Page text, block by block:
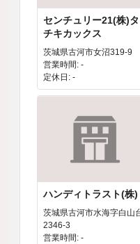
センチュリー21(株)タ
チキカックス
茨城県古河市女沼319-9
営業時間: -
定休日: -
ハンディトラスト(株)
茨城県古河市水海字白山
2346-3
営業時間: -